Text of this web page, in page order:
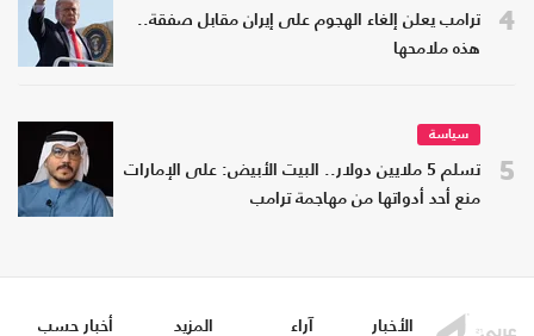
4
ترامب يعلن إلغاء الهجوم على إيران مقابل صفقة..
هذه ملامحها
5
سياسة
تسلم 5 ملايين دولار.. البيت الأبيض: على الإمارات
منع أحد أدواتها من مهاجمة ترامب
الأخبار آراء المزيد
أخبار حسب